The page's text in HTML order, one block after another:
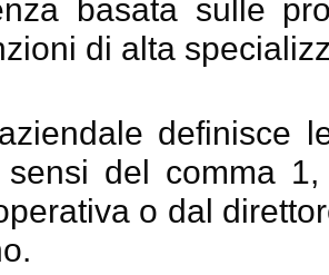
basata sulle
di alta
definisce
del comma
o dal